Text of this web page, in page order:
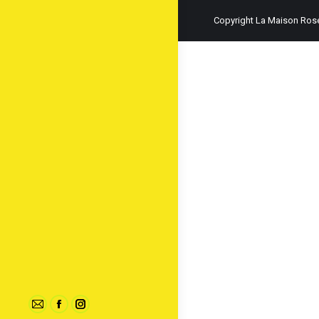
Mail FacebookInstagram
Copyright La Maison